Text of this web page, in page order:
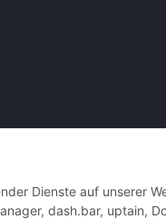
Dienste auf unserer
dash.bar, uptain,